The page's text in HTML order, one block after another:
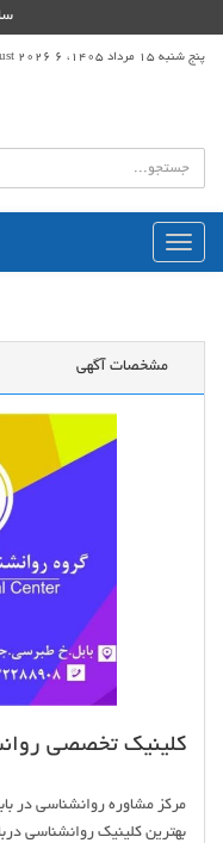
پنج شنبه 15 مرداد 1405، 6 August 2026
منوی
اصلی
مشخصات آگهی
کلینیک تخصصی